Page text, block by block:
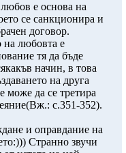
е основа на
се санкционира и
договор.
на любовта е
тя да бъде
начин, в това
на друга
може да се третира
с.351-352).
и оправдание на
Странно звучи